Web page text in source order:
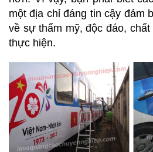
một địa chỉ đáng tin cậy đảm
về sự thẩm mỹ, độc đáo,
thực hiện.